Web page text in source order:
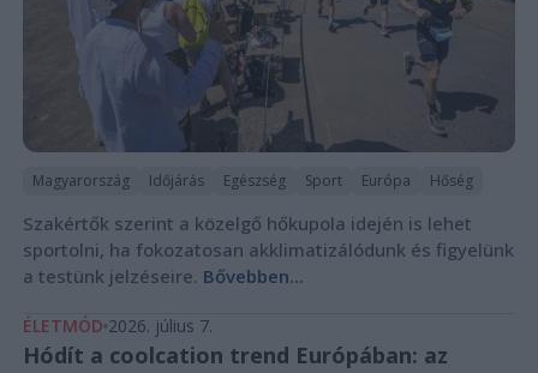
Magyarország Időjárás Egészség Sport Európa Hőség
Szakértők szerint a közelgő hőkupola idején is lehet
sportolni, ha fokozatosan akklimatizálódunk és figyelünk
a testünk jelzéseire. Bővebben...
ÉLETMÓD 2026. július 7.
Hódít a coolcation trend Európában: az